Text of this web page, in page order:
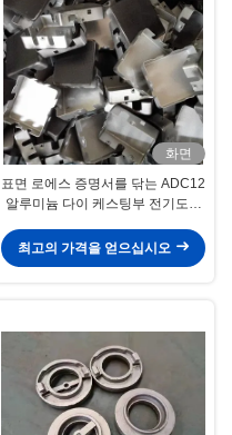
화면
표면 로에스 증명서를 닦는 ADC12
알루미늄 다이 케스팅부 전기도금
최고의 가격을 얻으십시오